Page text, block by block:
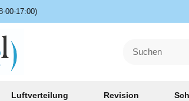
00-17:00)
Luftverteilung Revision